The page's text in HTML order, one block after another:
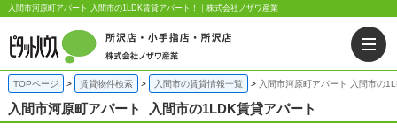
入間市河原町アパート 入間市の1LDK賃貸アパート！｜株式会社ノザワ産業
TOPページ 賃貸物件検索 入間市の賃貸情報一覧 入間市河原町アパート 入間市の
入間市河原町アパート 入間市の1LDK賃貸アパート